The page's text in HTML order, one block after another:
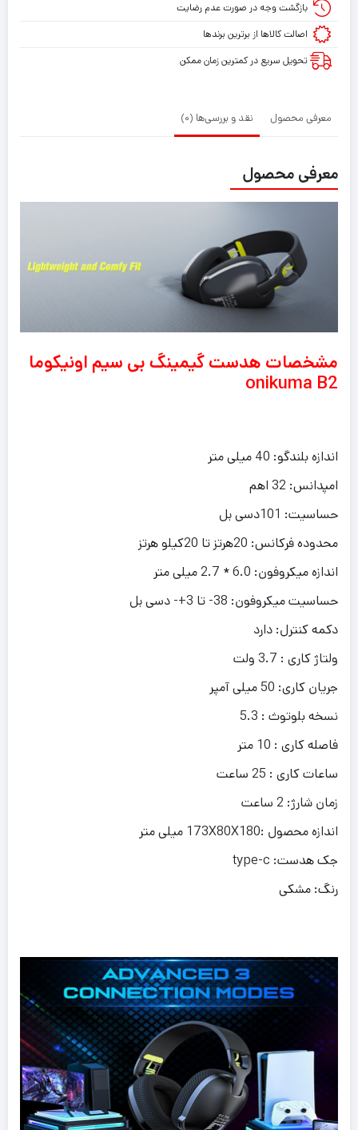
بازگشت وجه در صورت عدم رضایت
اصالت کالاها از برترین برندها
تحویل سریع در کمترین زمان ممکن
معرفی محصول نقد و بررسی‌ها (0)
معرفی محصول
مشخصات هدست گیمینگ بی سیم اونیکوما
onikuma B2
اندازه بلندگو: 40 میلی متر
امپدانس: 32 اهم
حساسیت: 101دسی بل
محدوده فرکانس: 20هرتز تا 20کیلو هرتز
اندازه میکروفون: 6.0 * 2.7 میلی متر
حساسیت میکروفون: 38- تا 3+- دسی بل
دکمه کنترل: دارد
ولتاژ کاری : 3.7 ولت
جریان کاری: 50 میلی آمپر
نسخه بلوتوث : 5.3
فاصله کاری : 10 متر
ساعات کاری : 25 ساعت
زمان شارژ: 2 ساعت
اندازه محصول :173X80X180 میلی متر
جک هدست: type-c
رنگ: مشکی